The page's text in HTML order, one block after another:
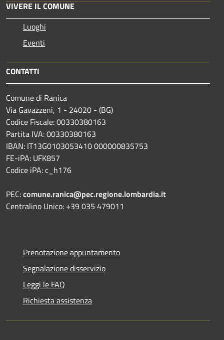
VIVERE IL COMUNE
Luoghi
Eventi
CONTATTI
Comune di Ranica
Via Gavazzeni, 1 - 24020 - (BG)
Codice Fiscale: 00330380163
Partita IVA: 00330380163
IBAN: IT13G0103053410 000000835753
FE-iPA: UFK857
Codice iPA: c_h176
PEC:comune.ranica@pec.regione.lombardia.it
Centralino Unico: +39 035 479011
Prenotazione appuntamento
Segnalazione disservizio
Leggi le FAQ
Richiesta assistenza